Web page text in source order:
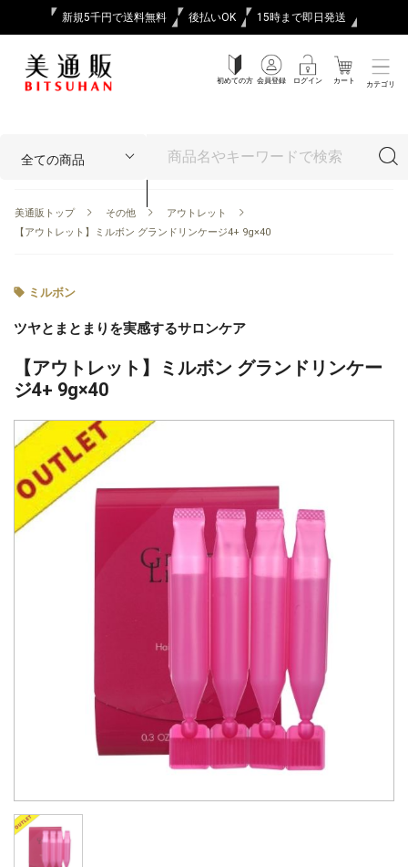
新規5千円で送料無料 後払いOK 15時まで即日発送
初めての方 会員登録 ログイン カート カテゴリ
美通販トップ その他
アウトレット
【アウトレット】ミルボン グランドリンケージ4+ 9g×40
ミルボン
ツヤとまとまりを実感するサロンケア
【アウトレット】ミルボン グランドリンケー
ジ4+ 9g×40